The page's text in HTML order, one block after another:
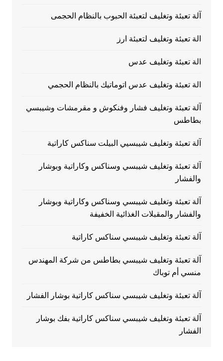
آلة تعبئة وتغليف لتعبئة الحبوب بالنظام الحجمى
الة تعبئة وتغليف لتعبئة ارز
الة تعبئة وتغليف عدس
الة تعبئة وتغليف عدس اتوماتيك بالنظام الحجمي
آلة تعبئة وتغليف فشار وفنكوش و مقرمشات وشيبسي
بطاطس
آلة تعبئة وتغليف شيبسيي البيلت سناكس كاراتية
آلة تعبئة وتغليف شيبسي وسناكس وكاراتية وبوشار
والفشار
آلة تعبئة وتغليف شيبسي وسناكس وكاراتية وبوشار
والفشار والمقبلات الغذائية الخفيفة
آلة تعبئة وتغليف شيبسي سناكس كاراتية
آلة تعبئة وتغليف شيبسي بطاطس من شركة المهندس
منسي أم توباك
آلة تعبئة وتغليف شيبسي سناكس كاراتية بوشار الفشار
آلة تعبئة وتغليف شيبسي سناكس كاراتية بفك بوشار
الفشار